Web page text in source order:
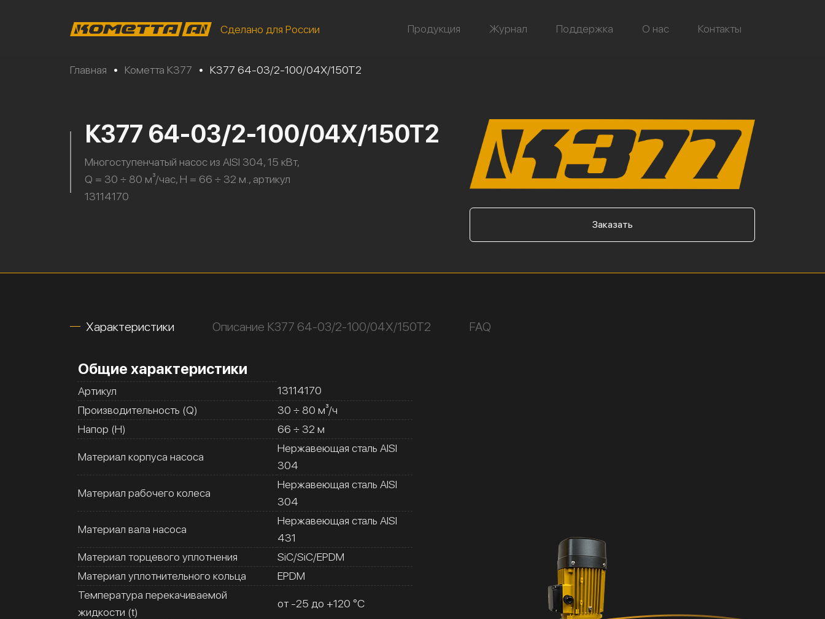
Сделано для России Продукция Журнал Поддержка О нас Контакты
Главная • Кометта К377 • К377 64-03/2-100/04Х/150Т2
К377 64-03/2-100/04Х/150Т2
Многоступенчатый насос из AISI 304, 15 кВт,
Q = 30 ÷ 80 м³/час, H = 66 ÷ 32 м., артикул
13114170
Заказать
Характеристики Описание К377 64-03/2-100/04Х/150Т2 FAQ
Общие характеристики
Артикул
13114170
Производительность (Q)
30 ÷ 80 м³/ч
Напор (H)
66 ÷ 32 м
Материал корпуса насоса
Нержавеющая сталь AISI
304
Материал рабочего колеса
Нержавеющая сталь AISI
304
Материал вала насоса
Нержавеющая сталь AISI
431
Материал торцевого уплотнения
SiC/SiC/EPDM
Материал уплотнительного кольца
EPDM
Температура перекачиваемой
жидкости (t)
от -25 до +120 °C